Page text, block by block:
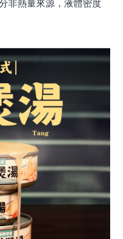
非熱量來源，液體密度